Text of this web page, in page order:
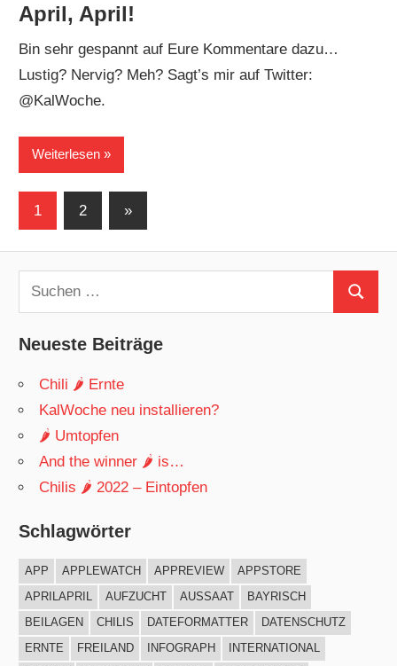
April, April!
Bin sehr gespannt auf Eure Kommentare dazu…
Lustig? Nervig? Meh? Sagt’s mir auf Twitter:
@KalWoche.
Weiterlesen
Seitennummerierung
Beiträge
1 2
Nächste
Beiträge
»
Suchen
nach:
Suchen
Neueste Beiträge
Chili 🌶 Ernte
KalWoche neu installieren?
🌶 Umtopfen
And the winner 🌶 is…
Chilis 🌶 2022 – Eintopfen
Schlagwörter
APP APPLEWATCH APPREVIEW
APPSTORE
APRILAPRIL
AUFZUCHT AUSSAAT
BAYRISCH
BEILAGEN
CHILIS DATEFORMATTER
DATENSCHUTZ
ERNTE
FREILAND INFOGRAPH
INTERNATIONAL